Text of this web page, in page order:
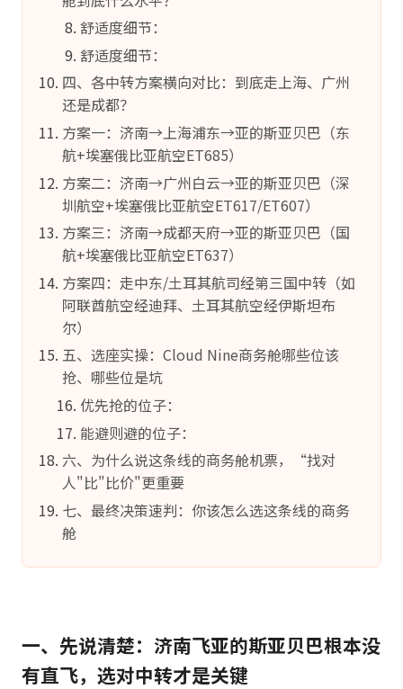
舒适度细节：
舒适度细节：
四、各中转方案横向对比：到底走上海、广州
还是成都？
方案一：济南→上海浦东→亚的斯亚贝巴（东
航+埃塞俄比亚航空ET685）
方案二：济南→广州白云→亚的斯亚贝巴（深
圳航空+埃塞俄比亚航空ET617/ET607）
方案三：济南→成都天府→亚的斯亚贝巴（国
航+埃塞俄比亚航空ET637）
方案四：走中东/土耳其航司经第三国中转（如
阿联酋航空经迪拜、土耳其航空经伊斯坦布
尔）
五、选座实操：Cloud Nine商务舱哪些位该
抢、哪些位是坑
优先抢的位子：
能避则避的位子：
六、为什么说这条线的商务舱机票，“找对
人"比"比价"更重要
七、最终决策速判：你该怎么选这条线的商务
舱
一、先说清楚：济南飞亚的斯亚贝巴根本没
有直飞，选对中转才是关键